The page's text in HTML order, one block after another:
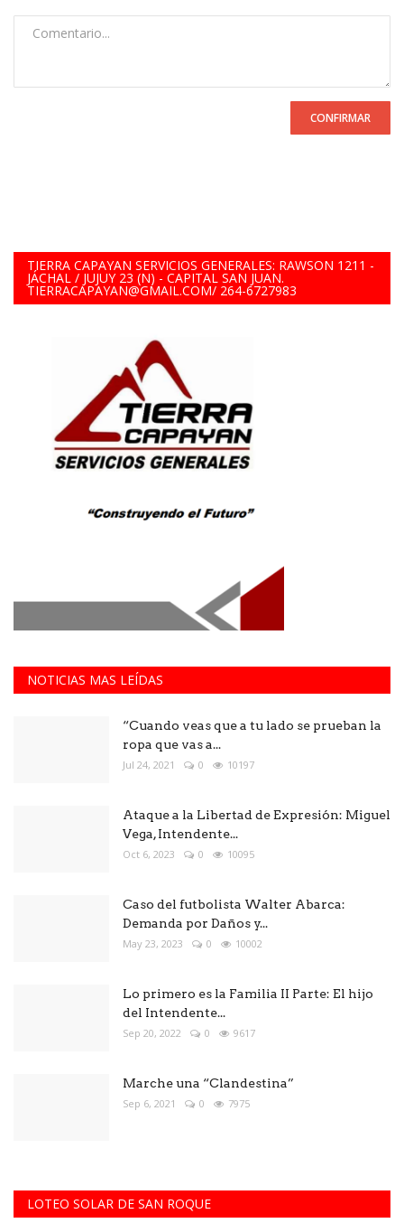
CONFIRMAR
TIERRA CAPAYAN SERVICIOS GENERALES: RAWSON 1211 -
JÁCHAL / JUJUY 23 (N) - CAPITAL SAN JUAN.
TIERRACAPAYAN@GMAIL.COM/ 264-6727983
NOTICIAS MAS LEÍDAS
“Cuando veas que a tu lado se prueban la
ropa que vas a...
Jul 24, 2021 0 10197
Ataque a la Libertad de Expresión: Miguel
Vega, Intendente...
Oct 6, 2023 0 10095
Caso del futbolista Walter Abarca:
Demanda por Daños y...
May 23, 2023 0 10002
Lo primero es la Familia II Parte: El hijo
del Intendente...
Sep 20, 2022 0 9617
Marche una “Clandestina”
Sep 6, 2021 0 7975
LOTEO SOLAR DE SAN ROQUE